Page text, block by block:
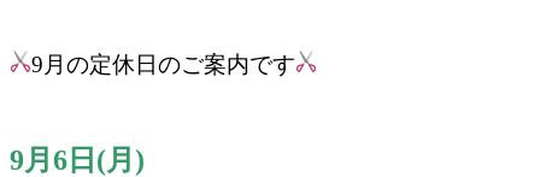
9月の定休日のご案内です
9月6日(月)